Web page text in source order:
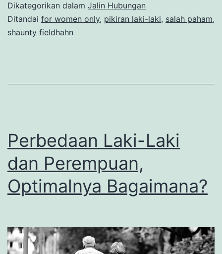
Dikategorikan dalam Jalin Hubungan
Ditandai for women only, pikiran laki-laki, salah paham,
shaunty fieldhahn
Perbedaan Laki-Laki
dan Perempuan,
Optimalnya Bagaimana?